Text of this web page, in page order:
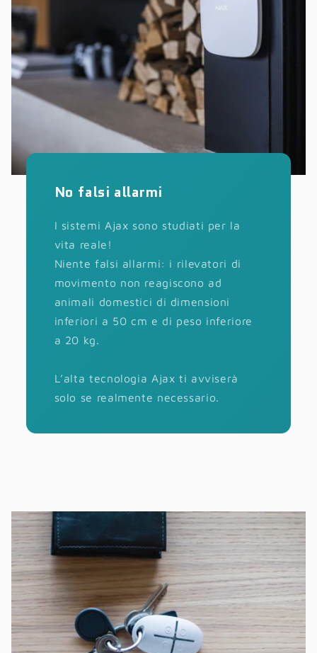
No falsi allarmi
I sistemi Ajax sono studiati per la
vita reale!
Niente falsi allarmi: i rilevatori di
movimento non reagiscono ad
animali domestici di dimensioni
inferiori a 50 cm e di peso inferiore
a 20 kg.
L’alta tecnologia Ajax ti avviserà
solo se realmente necessario.